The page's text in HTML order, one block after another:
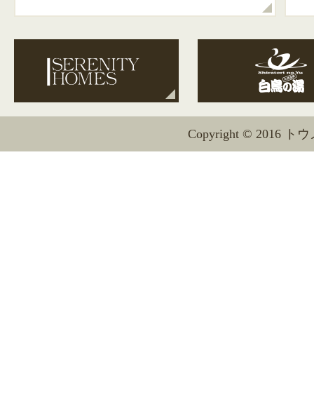
Copyright © 2016 ト